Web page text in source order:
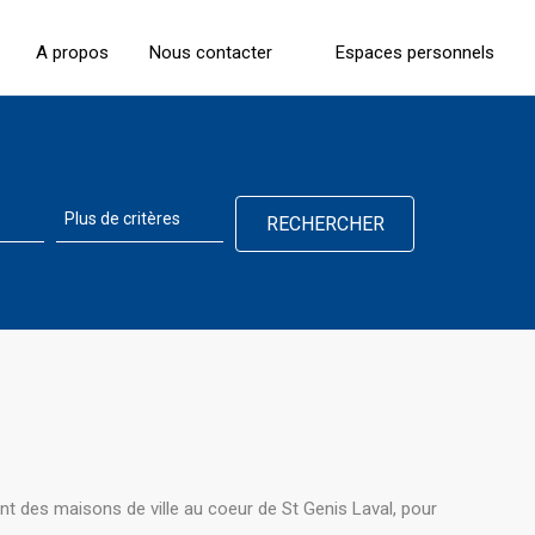
A propos Nous contacter Espaces personnels
des maisons de ville au coeur de St Genis Laval, pour